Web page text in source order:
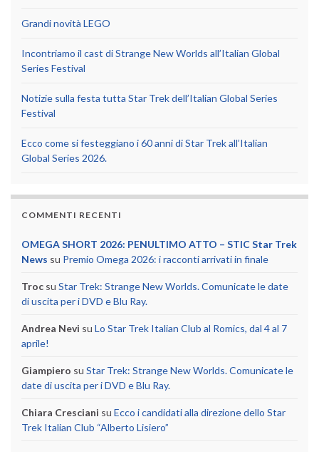
Grandi novità LEGO
Incontriamo il cast di Strange New Worlds all’Italian Global
Series Festival
Notizie sulla festa tutta Star Trek dell’Italian Global Series
Festival
Ecco come si festeggiano i 60 anni di Star Trek all’Italian
Global Series 2026.
COMMENTI RECENTI
OMEGA SHORT 2026: PENULTIMO ATTO – STIC Star Trek
News su Premio Omega 2026: i racconti arrivati in finale
Troc su Star Trek: Strange New Worlds. Comunicate le date
di uscita per i DVD e Blu Ray.
Andrea Nevi su Lo Star Trek Italian Club al Romics, dal 4 al 7
aprile!
Giampiero su Star Trek: Strange New Worlds. Comunicate le
date di uscita per i DVD e Blu Ray.
Chiara Cresciani su Ecco i candidati alla direzione dello Star
Trek Italian Club “Alberto Lisiero”